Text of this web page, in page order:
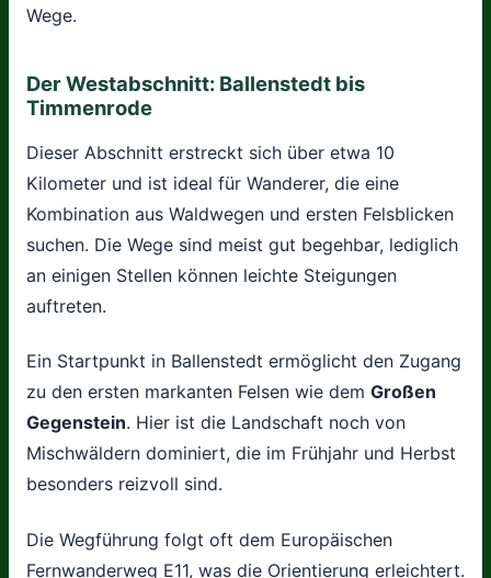
Wege.
Der Westabschnitt: Ballenstedt bis
Timmenrode
Dieser Abschnitt erstreckt sich über etwa 10
Kilometer und ist ideal für Wanderer, die eine
Kombination aus Waldwegen und ersten Felsblicken
suchen. Die Wege sind meist gut begehbar, lediglich
an einigen Stellen können leichte Steigungen
auftreten.
Ein Startpunkt in Ballenstedt ermöglicht den Zugang
zu den ersten markanten Felsen wie dem Großen
Gegenstein. Hier ist die Landschaft noch von
Mischwäldern dominiert, die im Frühjahr und Herbst
besonders reizvoll sind.
Die Wegführung folgt oft dem Europäischen
Fernwanderweg E11, was die Orientierung erleichtert.